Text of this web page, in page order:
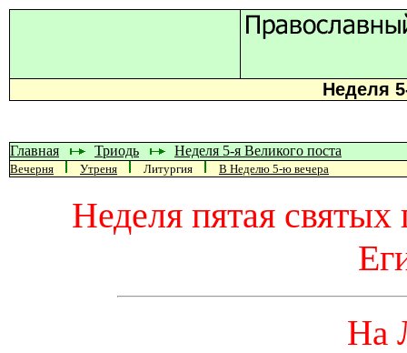
Неделя
Главная Триодь Неделя 5-я Великого поста
Вечерня Утреня Литургия В Неделю 5-ю вечера
Неделя пятая
На